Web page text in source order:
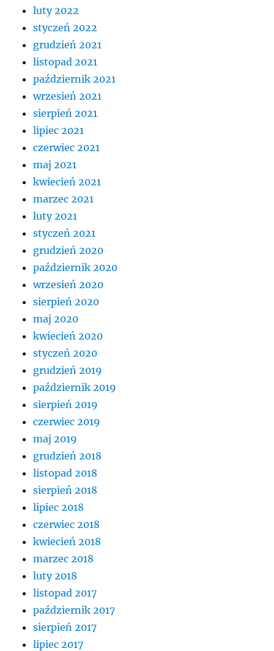
luty 2022
styczeń 2022
grudzień 2021
listopad 2021
październik 2021
wrzesień 2021
sierpień 2021
lipiec 2021
czerwiec 2021
maj 2021
kwiecień 2021
marzec 2021
luty 2021
styczeń 2021
grudzień 2020
październik 2020
wrzesień 2020
sierpień 2020
maj 2020
kwiecień 2020
styczeń 2020
grudzień 2019
październik 2019
sierpień 2019
czerwiec 2019
maj 2019
grudzień 2018
listopad 2018
sierpień 2018
lipiec 2018
czerwiec 2018
kwiecień 2018
marzec 2018
luty 2018
listopad 2017
październik 2017
sierpień 2017
lipiec 2017